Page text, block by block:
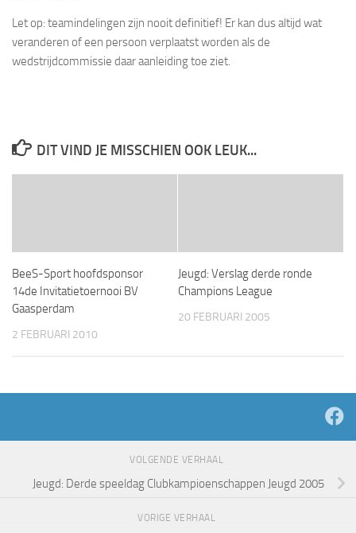
Let op: teamindelingen zijn nooit definitief! Er kan dus altijd wat
veranderen of een persoon verplaatst worden als de
wedstrijdcommissie daar aanleiding toe ziet.
DIT VIND JE MISSCHIEN OOK LEUK...
BeeS-Sport hoofdsponsor
14de Invitatietoernooi BV
Gaasperdam
2 FEBRUARI 2010
Jeugd: Verslag derde ronde
Champions League
20 FEBRUARI 2005
VOLGENDE VERHAAL
Jeugd: Derde speeldag Clubkampioenschappen Jeugd 2005
VORIGE VERHAAL